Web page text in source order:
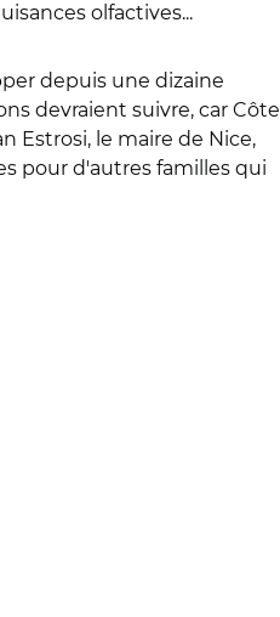
olfactives...
depuis une dizaine
devraient suivre, car Côte
Estrosi, le maire de Nice,
pour d'autres familles qui